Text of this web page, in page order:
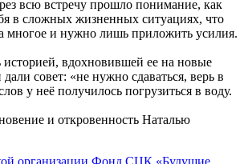
всю встречу прошло понимание, как
в сложных жизненных ситуациях, что
многое и нужно лишь приложить усилия.
историей, вдохновившей ее на новые
совет: «не нужно сдаваться, верь в
у неё получилось погрузиться в воду.
и откровенность Наталью
организации Фонд СЦК «Будущие